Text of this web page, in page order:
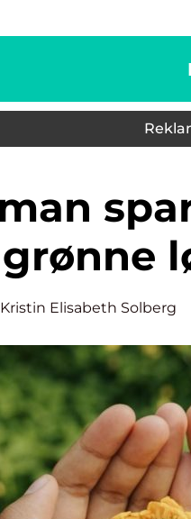
grønne
Kristin Elisabeth Solberg